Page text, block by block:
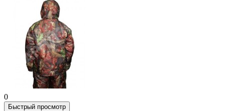
0
Быстрый просмотр